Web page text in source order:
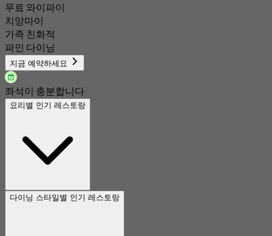
무료 와이파이
치앙마이
가족 친화적
파인 다이닝
지금 예약하세요
좌석이 충분합니다
요리별 인기 레스토랑
다이닝 스타일별 인기 레스토랑